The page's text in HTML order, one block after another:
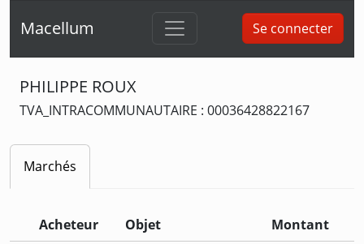
Macellum Se connecter
PHILIPPE ROUX
TVA_INTRACOMMUNAUTAIRE : 00036428822167
Marchés
Acheteur Objet
Montant